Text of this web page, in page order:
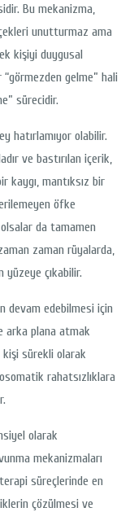
Bu mekanizma,
unutturmaz ama
kişiyi duygusal
gelme” hali
sürecidir.
hatırlamıyor olabilir.
ve bastırılan içerik,
kaygı, mantıksız bir
öfke
da tamamen
zaman rüyalarda,
çıkabilir.
devam edebilmesi için
arka plana atmak
kişi sürekli olarak
rahatsızlıklara
olarak
mekanizmaları
süreçlerinde en
çözülmesi ve